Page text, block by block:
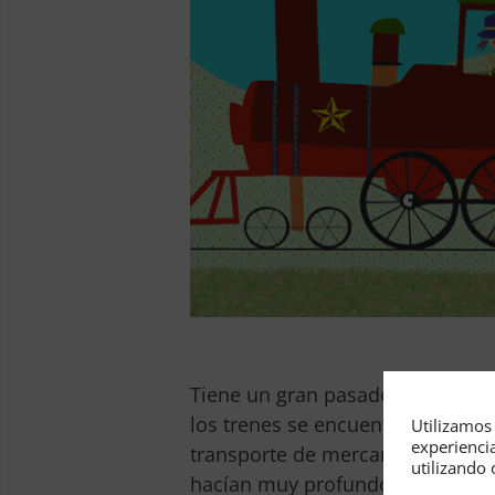
Tiene un gran pasado, mucho
los trenes se encuentra en la
transporte de mercancías y de
hacían muy profundos servían
utilizando